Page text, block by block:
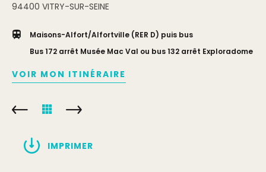
94400 VITRY-SUR-SEINE
Maisons-Alfort/Alfortville (RER D) puis bus
Bus 172 arrêt Musée Mac Val ou bus 132 arrêt Exploradome
VOIR MON ITINÉRAIRE
IMPRIMER